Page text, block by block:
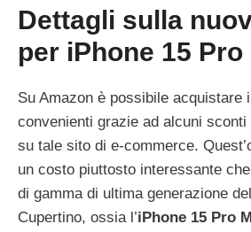
Dettagli sulla
per iPhone 15 Pro
Su Amazon è possibile acquistare
convenienti grazie ad alcuni
su tale sito di e-commerce.
un costo piuttosto interessante
di gamma di ultima generazione
Cupertino, ossia l’iPhone 15 Pro